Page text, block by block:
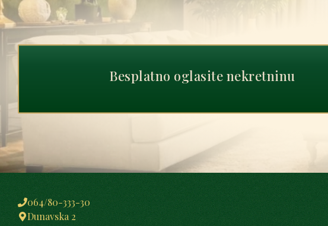
Besplatno oglasite nekretninu
064/80-333-30
Dunavska 2